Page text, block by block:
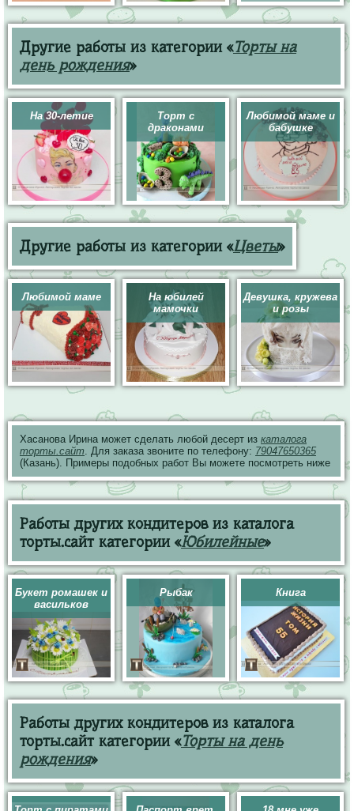
Другие работы из категории «Торты на
день рождения»
На 30-летие
Торт с
драконами
Любимой маме и
бабушке
Другие работы из категории «Цветы»
Любимой маме
На юбилей
мамочки
Девушка, кружева
и розы
Хасанова Ирина может сделать любой десерт из каталога
торты.сайт. Для заказа звоните по телефону: 79047650365
(Казань). Примеры подобных работ Вы можете посмотреть ниже
Работы других кондитеров из каталога
торты.сайт категории «Юбилейные»
Букет ромашек и
васильков
Рыбак Книга
Работы других кондитеров из каталога
торты.сайт категории «Торты на день
рождения»